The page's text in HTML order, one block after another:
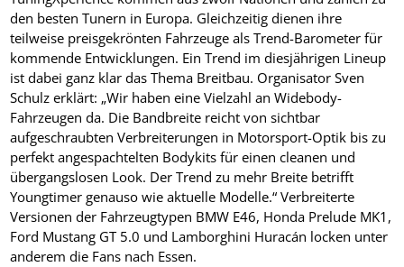
den besten Tunern in Europa. Gleichzeitig dienen ihre
teilweise preisgekrönten Fahrzeuge als Trend-Barometer für
kommende Entwicklungen. Ein Trend im diesjährigen Lineup
ist dabei ganz klar das Thema Breitbau. Organisator Sven
Schulz erklärt: „Wir haben eine Vielzahl an Widebody-
Fahrzeugen da. Die Bandbreite reicht von sichtbar
aufgeschraubten Verbreiterungen in Motorsport-Optik bis zu
perfekt angespachtelten Bodykits für einen cleanen und
übergangslosen Look. Der Trend zu mehr Breite betrifft
Youngtimer genauso wie aktuelle Modelle.“ Verbreiterte
Versionen der Fahrzeugtypen BMW E46, Honda Prelude MK1,
Ford Mustang GT 5.0 und Lamborghini Huracán locken unter
anderem die Fans nach Essen.